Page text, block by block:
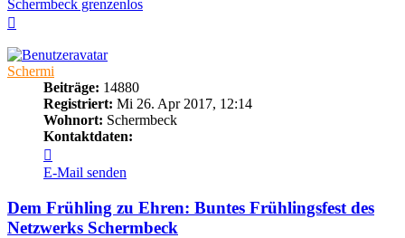
Schermbeck grenzenlos
Schermi
Beiträge: 14880
Registriert: Mi 26. Apr 2017, 12:14
Wohnort: Schermbeck
Kontaktdaten:
von
Schermi
E-Mail senden
Dem Frühling zu Ehren: Buntes Frühlingsfest des
Netzwerks Schermbeck